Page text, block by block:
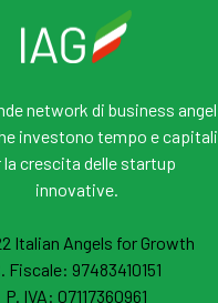
network di business angel
investono tempo e capitali
la crescita delle startup
innovative.
Italian Angels for Growth
Fiscale: 97483410151
P. IVA: 07117360961